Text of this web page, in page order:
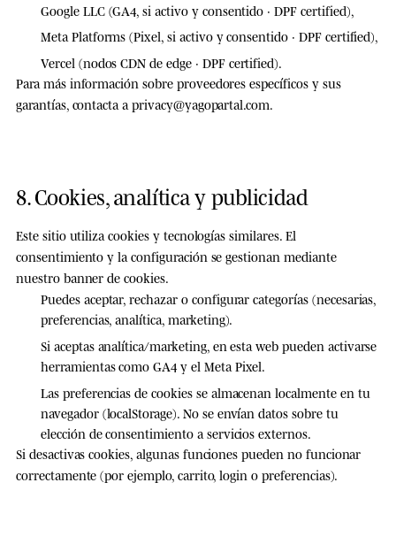
Google LLC (GA4, si activo y consentido · DPF certified),
Meta Platforms (Pixel, si activo y consentido · DPF certified),
Vercel (nodos CDN de edge · DPF certified).
Para más información sobre proveedores específicos y sus
garantías, contacta aprivacy@yagopartal.com
8. Cookies, analítica y publicidad
Este sitio utiliza cookies y tecnologías similares. El
consentimiento y la configuración se gestionan mediante
nuestro banner de cookies.
Puedes aceptar, rechazar o configurar categorías (necesarias,
preferencias, analítica, marketing).
Si aceptas analítica/marketing, en esta web pueden activarse
herramientas comoGA4 y el Meta Pixel.
Las preferencias de cookies se almacenan localmente en tu
navegador (localStorage). No se envían datos sobre tu
elección de consentimiento a servicios externos.
Si desactivas cookies, algunas funciones pueden no funcionar
correctamente (por ejemplo, carrito, login o preferencias).